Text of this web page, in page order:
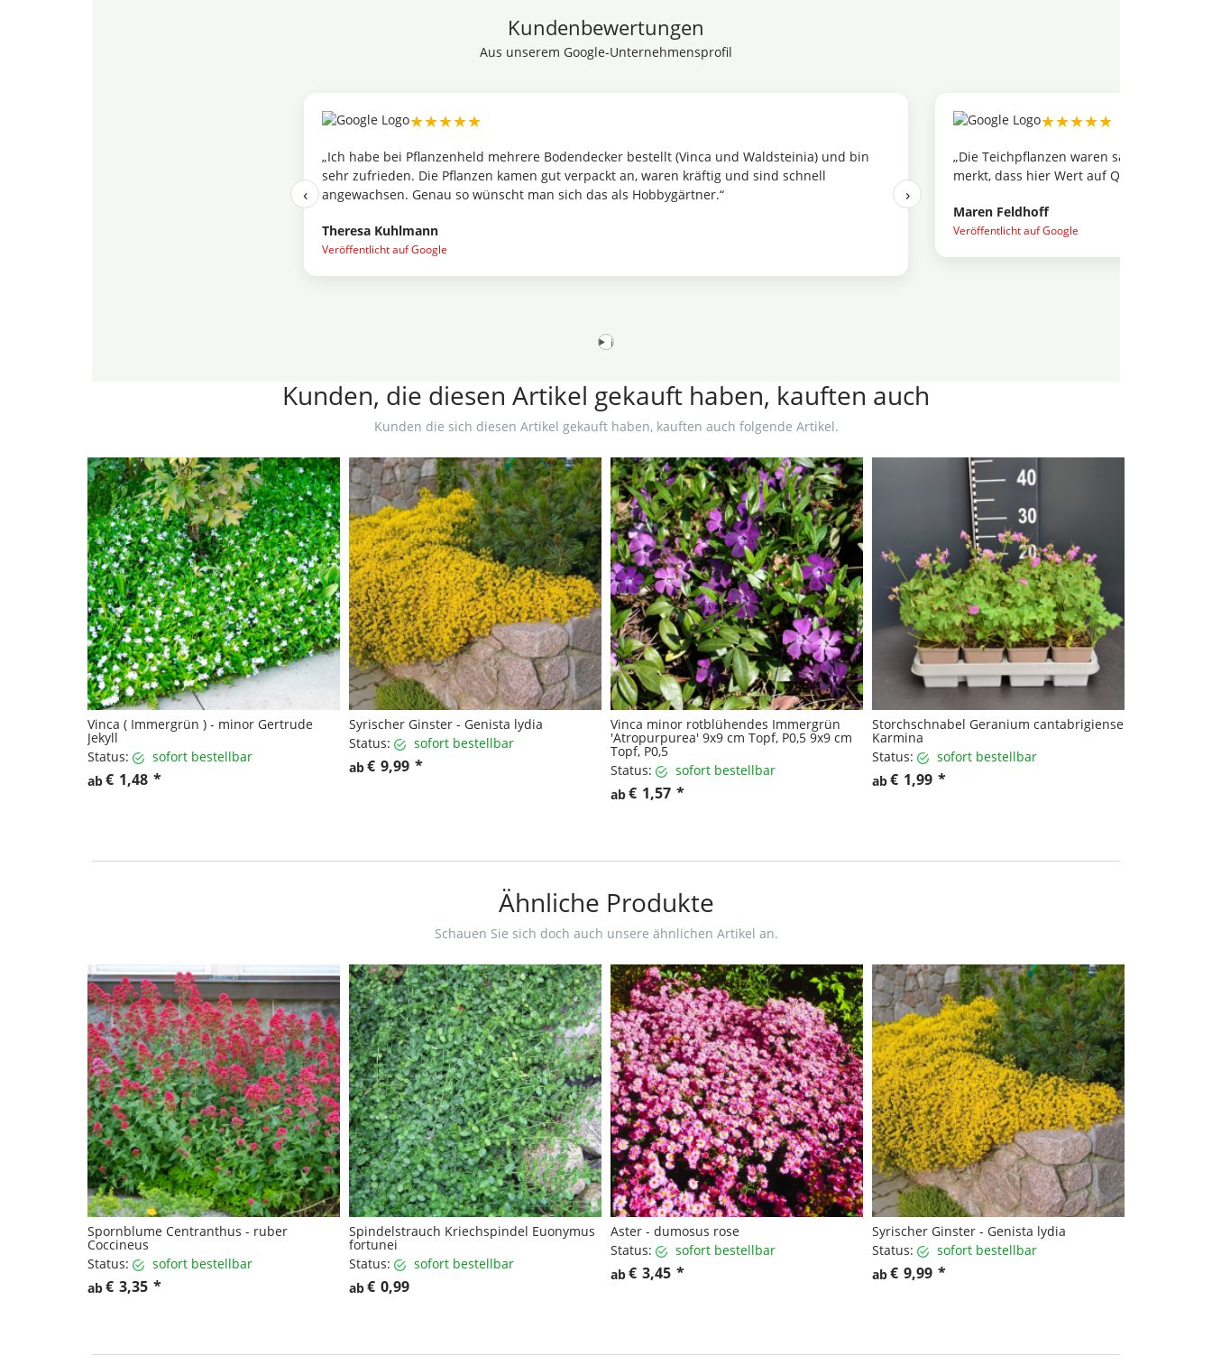
Kundenbewertungen
Aus unserem Google-Unternehmensprofil
★★★★★
„Ich habe bei Pflanzenheld mehrere Bodendecker bestellt (Vinca und Waldsteinia) und bin
sehr zufrieden. Die Pflanzen kamen gut verpackt an, waren kräftig und sind schnell
angewachsen. Genau so wünscht man sich das als Hobbygärtner.“
Theresa Kuhlmann
Veröffentlicht auf Google
★★★★★
„Die Teichpflanzen waren sauber
merkt, dass hier Wert auf Qualität gelegt
Maren Feldhoff
Veröffentlicht auf Google
‹ ›
i
Kunden, die diesen Artikel gekauft haben, kauften auch
Kunden die sich diesen Artikel gekauft haben, kauften auch folgende Artikel.
Vinca ( Immergrün ) - minor Gertrude
Jekyll
Status:
sofort bestellbar
ab€ 1,48 *
Syrischer Ginster - Genista lydia
Status:
sofort bestellbar
ab€ 9,99 *
Vinca minor rotblühendes Immergrün
'Atropurpurea' 9x9 cm Topf, P0,5 9x9 cm
Topf, P0,5
Status:
sofort bestellbar
ab€ 1,57 *
Storchschnabel Geranium cantabrigiense
Karmina
Status:
sofort bestellbar
ab€ 1,99 *
Ähnliche Produkte
Schauen Sie sich doch auch unsere ähnlichen Artikel an.
Spornblume Centranthus - ruber
Coccineus
Status:
sofort bestellbar
ab€ 3,35 *
Spindelstrauch Kriechspindel Euonymus
fortunei
Status:
sofort bestellbar
ab€ 0,99
Aster - dumosus rose
Status:
sofort bestellbar
ab€ 3,45 *
Syrischer Ginster - Genista lydia
Status:
sofort bestellbar
ab€ 9,99 *